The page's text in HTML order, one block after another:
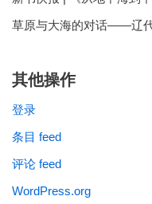
草原与大海的对话——辽
其他操作
登录
条目 feed
评论 feed
WordPress.org